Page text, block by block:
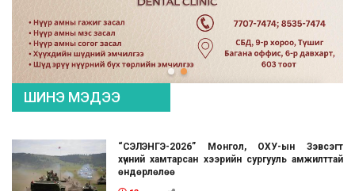
ШИНЭ МЭДЭЭ
“СЭЛЭНГЭ-2026” Монгол, ОХУ-ын Зэвсэгт
хүчний хамтарсан хээрийн сургууль амжилттай
өндөрлөлөө